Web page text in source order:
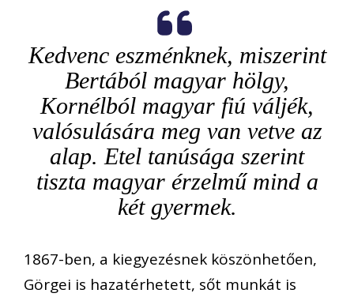
Kedvenc eszménknek, miszerint
Bertából magyar hölgy,
Kornélból magyar fiú váljék,
valósulására meg van vetve az
alap. Etel tanúsága szerint
tiszta magyar érzelmű mind a
két gyermek.
1867-ben, a kiegyezésnek köszönhetően,
Görgei is hazatérhetett, sőt munkát is